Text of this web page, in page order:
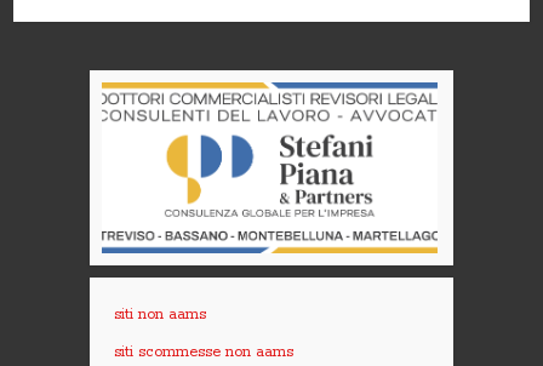
siti non aams
siti scommesse non aams